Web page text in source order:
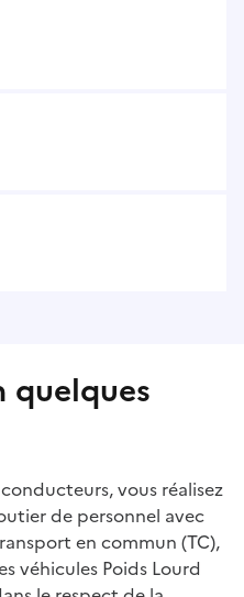
quelques
vous réalisez
de personnel avec
en commun (TC),
véhicules Poids Lourd